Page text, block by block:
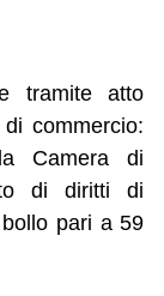
tramite atto
commercio:
Camera di
di diritti di
pari a 59